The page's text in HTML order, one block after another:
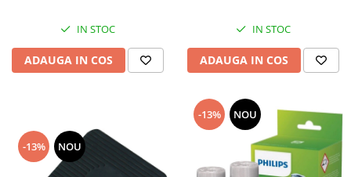
IN STOC
ADAUGA IN COS
IN STOC
ADAUGA IN COS
-13% NOU
-13% NOU